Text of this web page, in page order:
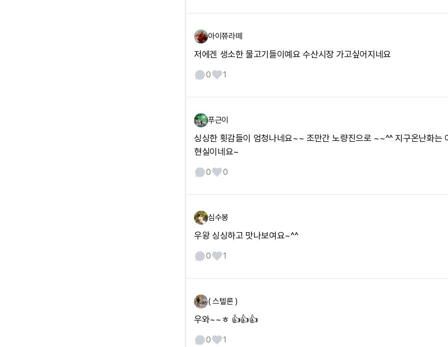
아이쮸라떼
저에겐 생소한 물고기들이예요 수산시장 가고싶어지네요
0 1
푸근이
싱싱한 횟감들이 엄청나네요~~ 조만간 노량진으로 ~~^^ 지구온난화는
현실이네요~
0 0
심수봉
우왕 싱싱하고 맛나보여요~^^
0 1
( 스텔론 )
우와~~ㅎ 👍👍👍
0 1